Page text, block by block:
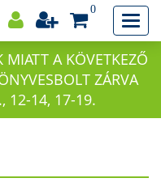
0
MIATT A KÖVETKEZŐ
ZÁRVA
12-14, 17-19.